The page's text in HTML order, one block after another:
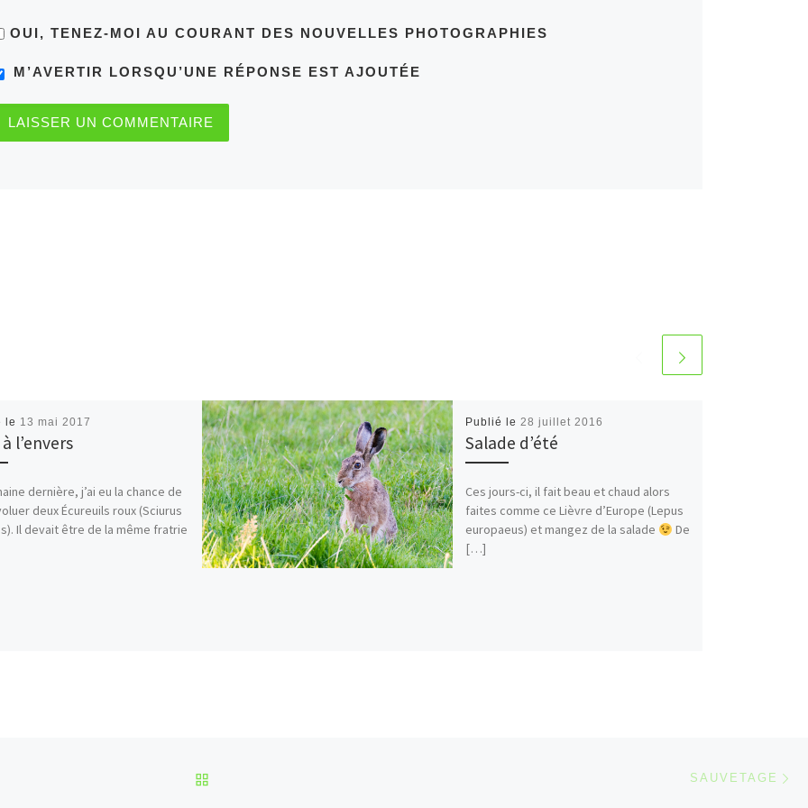
OUI, TENEZ-MOI AU COURANT DES NOUVELLES PHOTOGRAPHIES
M’AVERTIR LORSQU’UNE RÉPONSE EST AJOUTÉE
le 13 mai 2017
l’envers
dernière, j’ai eu la chance de
deux Écureuils roux (Sciurus
Il devait être de la même fratrie
Publié le 28 juillet 2016
Salade d’été
Ces jours-ci, il fait beau et chaud alors
faites comme ce Lièvre d’Europe (Lepus
europaeus) et mangez de la salade
De
[…]
SAUVETAGE